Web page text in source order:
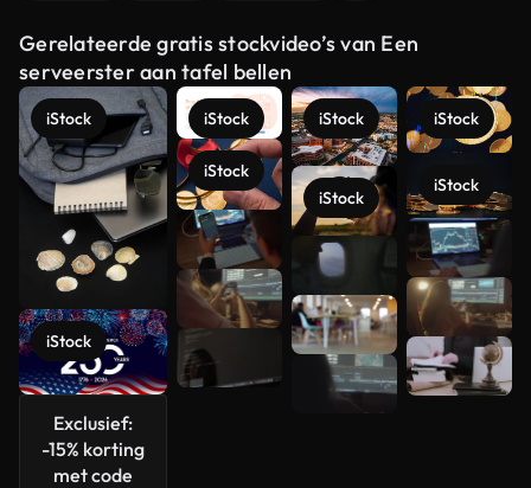
Gerelateerde gratis stockvideo’s van Een
serveerster aan tafel bellen
iStock
iStock
Exclusief:
-15% korting
met code
iStock
iStock
iStock
iStock
iStock
iStock
Meer
bekijken